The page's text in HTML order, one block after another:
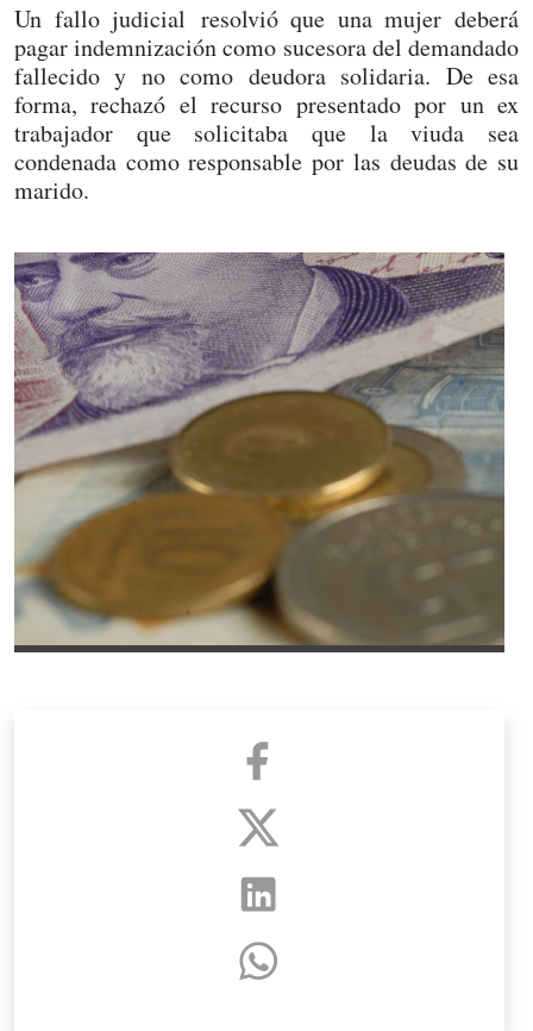
Un fallo judicial resolvió que una mujer deberá
pagar indemnización como sucesora del demandado
fallecido y no como deudora solidaria. De esa
forma, rechazó el recurso presentado por un ex
trabajador que solicitaba que la viuda sea
condenada como responsable por las deudas de su
marido.